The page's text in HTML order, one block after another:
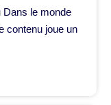
Dans le monde
contenu joue un